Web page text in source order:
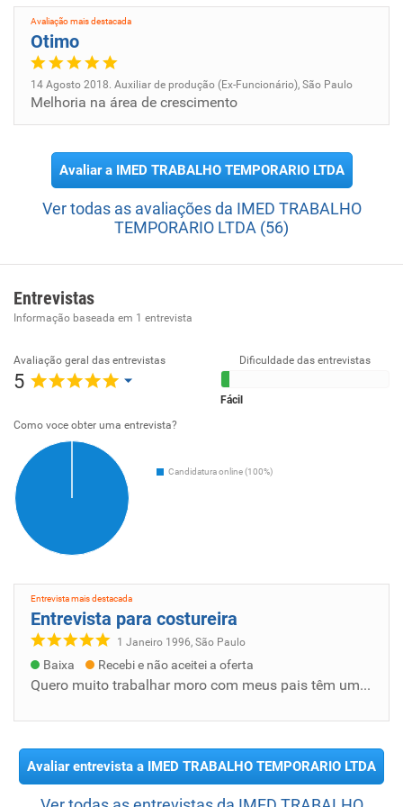
necessidades e expectativas de nossos cliente. Buscamos
ser parceiros estratégicos, oferecendo soluções
personalizadas que aumentem a produtividade e a
eficiência de seus negócios. Nosso objetivo é criar
relacionamentos de longo prazo, baseados na confiança,
transparência e excelência em serviços.
Avaliação mais destacada
Otimo
14 Agosto 2018. Auxiliar de produção (Ex-Funcionário), São Paulo
Melhoria na área de crescimento
Avaliar a IMED TRABALHO TEMPORARIO LTDA
Ver todas as avaliações da IMED TRABALHO
TEMPORARIO LTDA (56)
Entrevistas
Informação baseada em 1 entrevista
Avaliação geral das entrevistas
5
Dificuldade das entrevistas
Fácil
Como voce obter uma entrevista?
Candidatura online (100%)
Entrevista mais destacada
Entrevista para costureira
1 Janeiro 1996, São Paulo
Baixa Recebi e não aceitei a oferta
Quero muito trabalhar moro com meus pais têm uma filha de 12 anos estou a possibilidade da empresa exatamente contratasse tô precisando muit...
Avaliar entrevista a IMED TRABALHO TEMPORARIO LTDA